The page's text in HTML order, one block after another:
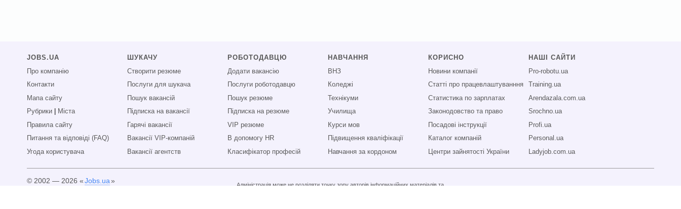
JOBS.UA
Про компанію
Контакти
Мапа сайту
Рубрики
Міста
Правила сайту
Питання та відповіді (FAQ)
Угода користувача
ШУКАЧУ
Створити резюме
Послуги для шукача
Пошук вакансій
Підписка на вакансії
Гарячі вакансії
Вакансії VIP-компаній
Вакансії агентств
РОБОТОДАВЦЮ
Додати вакансію
Послуги роботодавцю
Пошук резюме
Підписка на резюме
VIP резюме
В допомогу HR
Класифікатор професій
НАВЧАННЯ
ВНЗ
Коледжі
Технікуми
Училища
Курси мов
Підвищення кваліфікації
Навчання за кордоном
КОРИСНО
Новини компанії
Статті про працевлаштуванння
Статистика по зарплатах
Законодовство та право
Посадові інструкції
Каталог компаній
Центри зайнятості України
НАШІ САЙТИ
Pro-robotu.ua
Training.ua
Arendazala.com.ua
Srochno.ua
Profi.ua
Personal.ua
Ladyjob.com.ua
© 2002 — 2026 «Jobs.ua»
Адміністрація може не розділяти точку зору авторів інформаційних матеріалів та